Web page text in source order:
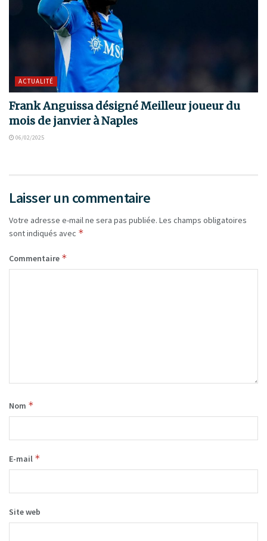
ACTUALITÉ
Frank Anguissa désigné Meilleur joueur du
mois de janvier à Naples
06/02/2025
Laisser un commentaire
Votre adresse e-mail ne sera pas publiée. Les champs obligatoires
sont indiqués avec *
Commentaire *
Nom *
E-mail *
Site web